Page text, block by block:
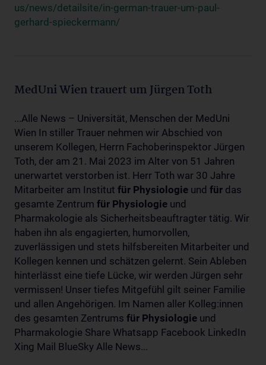
us/news/detailsite/in-german-trauer-um-paul-
gerhard-spieckermann/
MedUni Wien trauert um Jürgen Toth
...Alle News – Universität, Menschen der MedUni
Wien In stiller Trauer nehmen wir Abschied von
unserem Kollegen, Herrn Fachoberinspektor Jürgen
Toth, der am 21. Mai 2023 im Alter von 51 Jahren
unerwartet verstorben ist. Herr Toth war 30 Jahre
Mitarbeiter am Institut für Physiologie und für das
gesamte Zentrum für Physiologie und
Pharmakologie als Sicherheitsbeauftragter tätig. Wir
haben ihn als engagierten, humorvollen,
zuverlässigen und stets hilfsbereiten Mitarbeiter und
Kollegen kennen und schätzen gelernt. Sein Ableben
hinterlässt eine tiefe Lücke, wir werden Jürgen sehr
vermissen! Unser tiefes Mitgefühl gilt seiner Familie
und allen Angehörigen. Im Namen aller Kolleg:innen
des gesamten Zentrums für Physiologie und
Pharmakologie Share Whatsapp Facebook LinkedIn
Xing Mail BlueSky Alle News...